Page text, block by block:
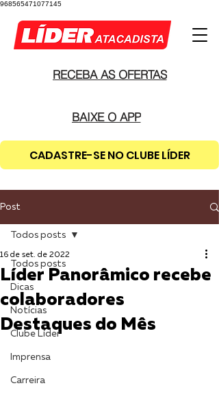
968565471077145
RECEBA AS OFERTAS
BAIXE O APP
CADASTRE-SE NO CLUBE LÍDER
Post
Todos posts
Dicas
Notícias
Clube Líder
Imprensa
Carreira
Todos posts
Líder Panorâmico recebe
colaboradores
Destaques do Mês
16 de set. de 2022